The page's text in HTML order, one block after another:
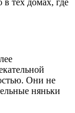
тех домах, где
Они не
няньки